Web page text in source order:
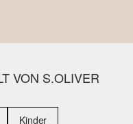
VON S.OLIVER
Kinder